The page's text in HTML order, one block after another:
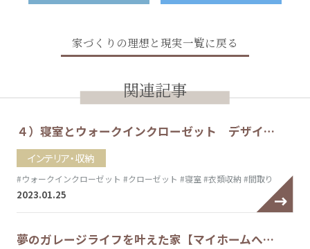
家づくりの理想と現実一覧に戻る
関連記事
４）寝室とウォークインクローゼット デザイ…
インテリア・収納
#ウォークインクローゼット #クローゼット #寝室 #衣類収納 #間取り
2023.01.25
夢のガレージライフを叶えた家【マイホームへ…